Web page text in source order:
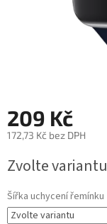
209 Kč
172,73 Kč bez DPH
cena:
Zvolte variantu
Šířka uchycení řemínku